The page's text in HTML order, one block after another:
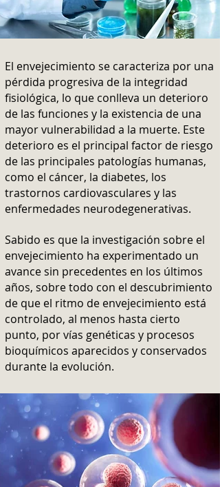
El envejecimiento se caracteriza por una
pérdida progresiva de la integridad
fisiológica, lo que conlleva un deterioro
de las funciones y la existencia de una
mayor vulnerabilidad a la muerte. Este
deterioro es el principal factor de riesgo
de las principales patologías humanas,
como el cáncer, la diabetes, los
trastornos cardiovasculares y las
enfermedades neurodegenerativas.
Sabido es que la investigación sobre el
envejecimiento ha experimentado un
avance sin precedentes en los últimos
años, sobre todo con el descubrimiento
de que el ritmo de envejecimiento está
controlado, al menos hasta cierto
punto, por vías genéticas y procesos
bioquímicos aparecidos y conservados
durante la evolución.